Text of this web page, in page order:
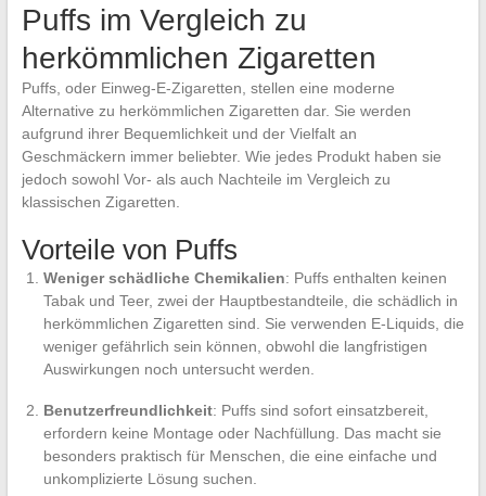
Puffs im Vergleich zu
herkömmlichen Zigaretten
Puffs, oder Einweg-E-Zigaretten, stellen eine moderne
Alternative zu herkömmlichen Zigaretten dar. Sie werden
aufgrund ihrer Bequemlichkeit und der Vielfalt an
Geschmäckern immer beliebter. Wie jedes Produkt haben sie
jedoch sowohl Vor- als auch Nachteile im Vergleich zu
klassischen Zigaretten.
Vorteile von Puffs
Weniger schädliche Chemikalien: Puffs enthalten keinen
Tabak und Teer, zwei der Hauptbestandteile, die schädlich in
herkömmlichen Zigaretten sind. Sie verwenden E-Liquids, die
weniger gefährlich sein können, obwohl die langfristigen
Auswirkungen noch untersucht werden.
Benutzerfreundlichkeit: Puffs sind sofort einsatzbereit,
erfordern keine Montage oder Nachfüllung. Das macht sie
besonders praktisch für Menschen, die eine einfache und
unkomplizierte Lösung suchen.